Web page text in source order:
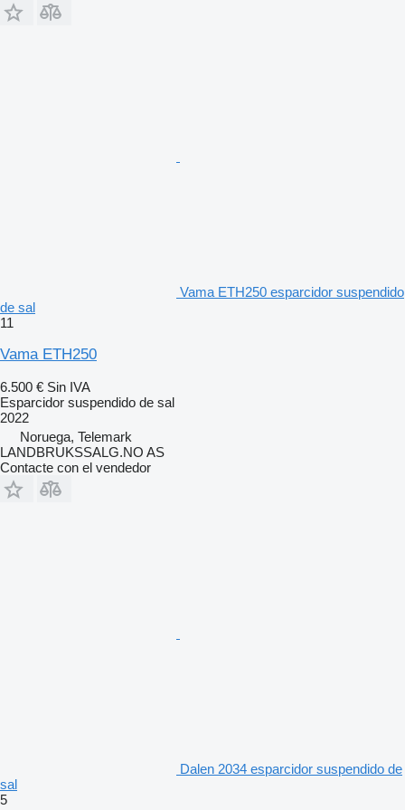
Vama ETH250 esparcidor suspendido
de sal
11
Vama ETH250
6.500 € Sin IVA
Esparcidor suspendido de sal
2022
Noruega, Telemark
LANDBRUKSSALG.NO AS
Contacte con el vendedor
Dalen 2034 esparcidor suspendido de
sal
5